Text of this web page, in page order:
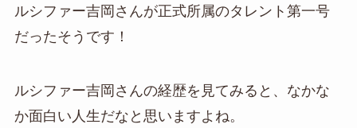
ルシファー吉岡さんが正式所属のタレント第一号
だったそうです！
ルシファー吉岡さんの経歴を見てみると、なかな
か面白い人生だなと思いますよね。